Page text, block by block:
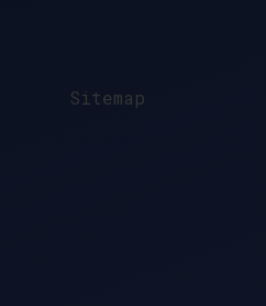
Sitemap